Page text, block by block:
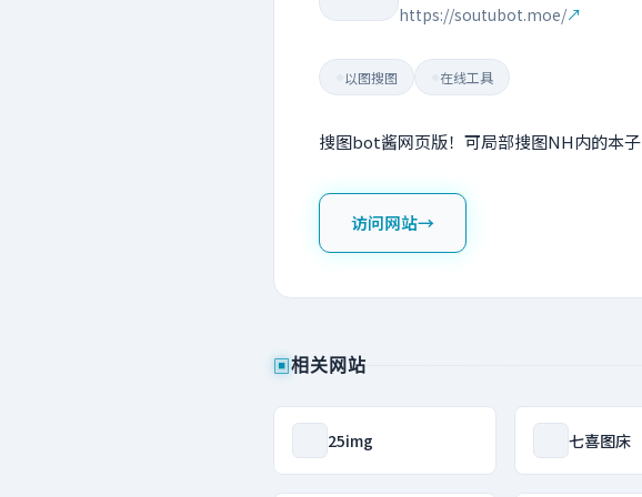
https://soutubot.moe/↗
以图搜图 在线工具
搜图bot酱网页版！可局部搜图NH内的本子
访问网站→
▣相关网站
25img 七喜图床